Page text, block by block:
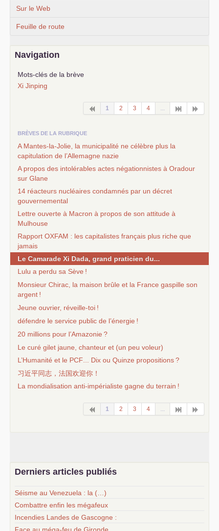
Sur le Web
Feuille de route
Navigation
Mots-clés de la brève
Xi Jinping
1 2 3 4 ...
BRÈVES DE LA RUBRIQUE
A Mantes-la-Jolie, la municipalité ne célèbre plus la
capitulation de l’Allemagne nazie
A propos des intolérables actes négationnistes à Oradour
sur Glane
14 réacteurs nucléaires condamnés par un décret
gouvernemental
Lettre ouverte à Macron à propos de son attitude à
Mulhouse
Rapport OXFAM : les capitalistes français plus riche que
jamais
Le Camarade Xi Dada, grand praticien du...
Lulu a perdu sa Sève !
Monsieur Chirac, la maison brûle et la France gaspille son
argent !
Jeune ouvrier, réveille-toi !
défendre le service public de l’énergie !
20 millions pour l’Amazonie ?
Le curé gilet jaune, chanteur et (un peu voleur)
L’Humanité et le PCF ... Dix ou Quinze propositions?
习近平同志，法国欢迎你！
La mondialisation anti-impérialiste gagne du terrain !
1 2 3 4 ...
Derniers articles publiés
Séisme au Venezuela : la (…)
Combattre enfin les mégafeux
Incendies Landes de Gascogne :
Face au méga-feu de Gironde,